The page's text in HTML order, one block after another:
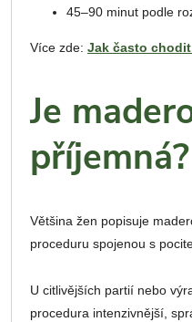
45–90 minut podle
Více zde: Jak často
Je
příjemná?
Většina žen popisuje
proceduru spojenou s
U citlivějších partií nebo
procedura intenzivnější,